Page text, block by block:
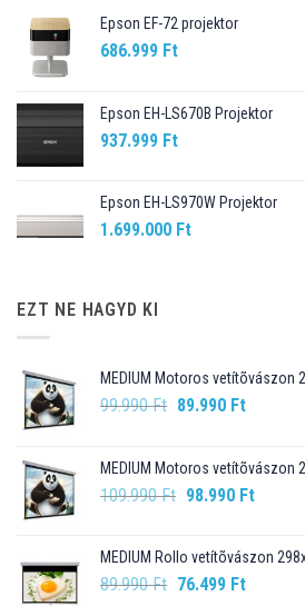
Epson EF-72 projektor
686.999 Ft
Epson EH-LS670B Projektor
937.999 Ft
Epson EH-LS970W Projektor
1.699.000 Ft
EZT NE HAGYD KI
MEDIUM Motoros vetítõvászon
99.990Ft Original
99.990 Ft.
89.990 FtCurrent
89.990
MEDIUM Motoros vetítõvászon
109.990Ft Original
109.990 Ft.
98.990 FtCurrent
98.990
MEDIUM Rollo vetítõvászon
89.990Ft Original
76.499 FtCurrent